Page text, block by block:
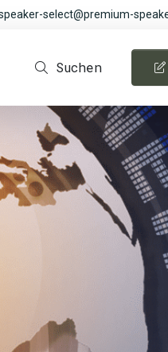
select@premium-
Suchen